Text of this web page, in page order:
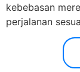
kebebasan
perjalanan